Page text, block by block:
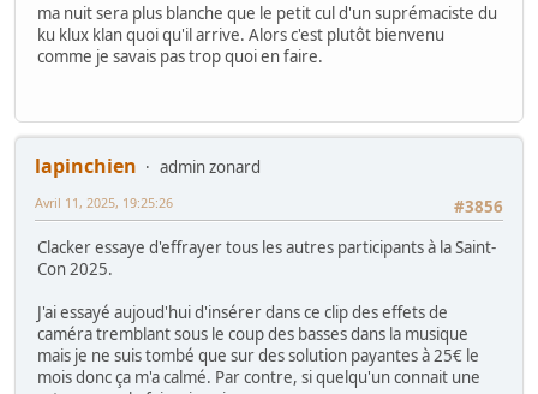
ma nuit sera plus blanche que le petit cul d'un suprémaciste du
ku klux klan quoi qu'il arrive. Alors c'est plutôt bienvenu
comme je savais pas trop quoi en faire.
lapinchien
admin zonard
#3856
Avril 11, 2025, 19:25:26
Clacker essaye d'effrayer tous les autres participants à la Saint-
Con 2025.
J'ai essayé aujoud'hui d'insérer dans ce clip des effets de
caméra tremblant sous le coup des basses dans la musique
mais je ne suis tombé que sur des solution payantes à 25€ le
mois donc ça m'a calmé. Par contre, si quelqu'un connait une